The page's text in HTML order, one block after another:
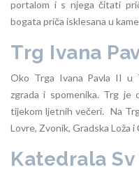
portalom i s njega čitati
bogata priča isklesana u
Trg Ivana
Oko Trga Ivana Pavla II u
zgrada i spomenika. Trg je
tijekom ljetnih večeri. Na
Lovre, Zvonik, Gradska Loža i
Katedrala